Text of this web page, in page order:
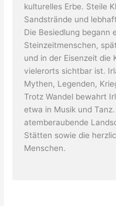
kulturelles Erbe. Steile
Sandstrände und
Die Besiedlung begann
Steinzeitmenschen,
und in der Eisenzeit die
vielerorts sichtbar ist.
Mythen, Legenden,
Trotz Wandel bewahrt
etwa in Musik und
atemberaubende
Stätten sowie die
Menschen.